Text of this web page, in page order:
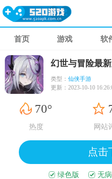
首页 游戏 软
幻世与冒险最
类型： 仙侠手游
更新： 2023-10-10
70°
热度 网站
点击
绿色版 无